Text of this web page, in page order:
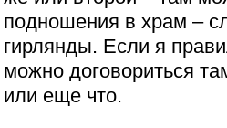
подношения в храм –
гирлянды. Если я
можно договориться
или еще что.